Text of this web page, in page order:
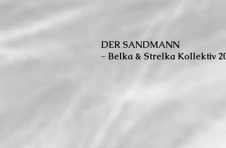
DER SANDMANN
- Belka & Strelka Kollektiv